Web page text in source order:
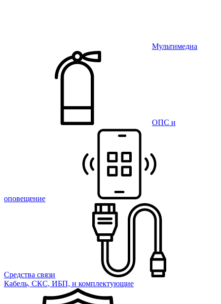
Мультимедиа
ОПС и
оповещение
Средства связи
Кабель, СКС, ИБП, и комплектующие